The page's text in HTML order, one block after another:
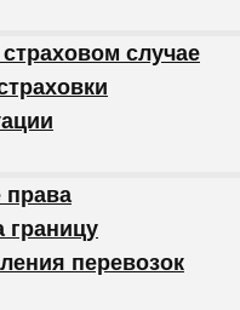
случае
права
границу
перевозок